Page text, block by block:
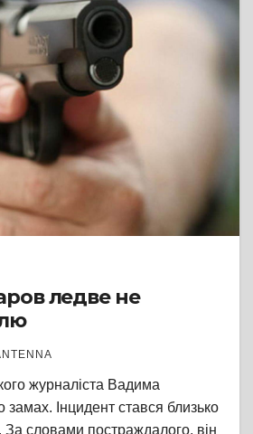
ледве не
журналіста Вадима
Інцидент стався близько
За словами постраждалого, він